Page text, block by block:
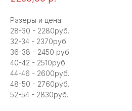
Разеры и цена:
28-30 - 2280руб.
32-34 - 2370руб
36-38 - 2450 руб.
40-42 - 2510руб.
44-46 - 2600руб.
48-50 - 2760руб.
52-54 - 2830руб.